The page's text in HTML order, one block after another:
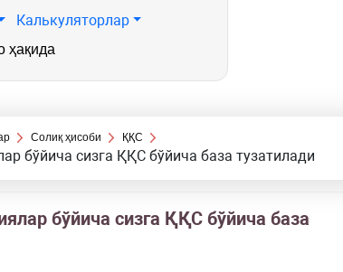
Калькуляторлар
ҳақида
Солиқ ҳисоби ҚҚС
бўйича сизга ҚҚС бўйича база тузатилади
бўйича сизга ҚҚС бўйича база